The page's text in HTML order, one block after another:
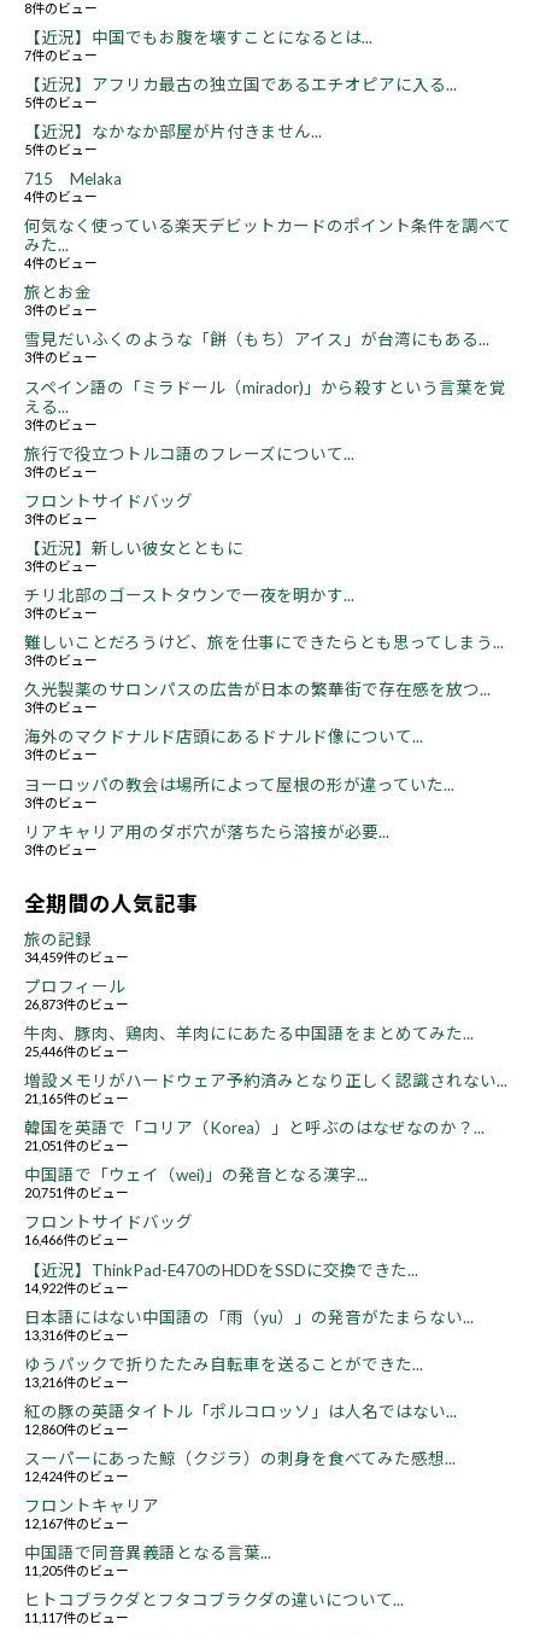
8件のビュー
【近況】中国でもお腹を壊すことになるとは...
7件のビュー
【近況】アフリカ最古の独立国であるエチオピアに入る...
5件のビュー
【近況】なかなか部屋が片付きません...
5件のビュー
715 Melaka
4件のビュー
何気なく使っている楽天デビットカードのポイント条件を調べて
みた...
4件のビュー
旅とお金
3件のビュー
雪見だいふくのような「餅（もち）アイス」が台湾にもある...
3件のビュー
スペイン語の「ミラドール（mirador)」から殺すという言葉を覚
える...
3件のビュー
旅行で役立つトルコ語のフレーズについて...
3件のビュー
フロントサイドバッグ
3件のビュー
【近況】新しい彼女とともに
3件のビュー
チリ北部のゴーストタウンで一夜を明かす...
3件のビュー
難しいことだろうけど、旅を仕事にできたらとも思ってしまう...
3件のビュー
久光製薬のサロンパスの広告が日本の繁華街で存在感を放つ...
3件のビュー
海外のマクドナルド店頭にあるドナルド像について...
3件のビュー
ヨーロッパの教会は場所によって屋根の形が違っていた...
3件のビュー
リアキャリア用のダボ穴が落ちたら溶接が必要...
3件のビュー
全期間の人気記事
旅の記録
34,459件のビュー
プロフィール
26,873件のビュー
牛肉、豚肉、鶏肉、羊肉ににあたる中国語をまとめてみた...
25,446件のビュー
増設メモリがハードウェア予約済みとなり正しく認識されない...
21,165件のビュー
韓国を英語で「コリア（Korea）」と呼ぶのはなぜなのか？...
21,051件のビュー
中国語で「ウェイ（wei)」の発音となる漢字...
20,751件のビュー
フロントサイドバッグ
16,466件のビュー
【近況】ThinkPad-E470のHDDをSSDに交換できた...
14,922件のビュー
日本語にはない中国語の「雨（yu）」の発音がたまらない...
13,316件のビュー
ゆうパックで折りたたみ自転車を送ることができた...
13,216件のビュー
紅の豚の英語タイトル「ポルコロッソ」は人名ではない...
12,860件のビュー
スーパーにあった鯨（クジラ）の刺身を食べてみた感想...
12,424件のビュー
フロントキャリア
12,167件のビュー
中国語で同音異義語となる言葉...
11,205件のビュー
ヒトコブラクダとフタコブラクダの違いについて...
11,117件のビュー